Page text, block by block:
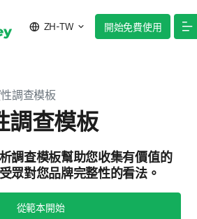
ZH-TW 開始免費使用
調查模板
調查模板
調查模板幫助您收集有價值的
眾對您品牌完整性的看法。
從範本開始